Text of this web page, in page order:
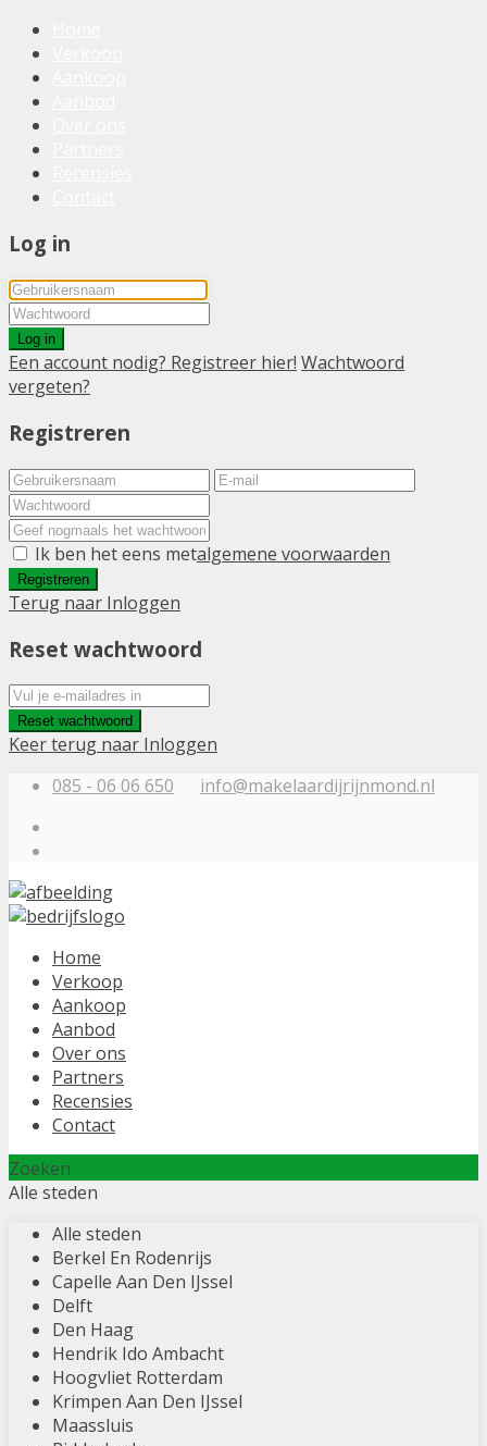
Log in
Log in
Een account nodig? Registreer hier! Wachtwoord
vergeten?
Registreren
Ik ben het eens metalgemene voorwaarden
Registreren
Terug naar Inloggen
Reset wachtwoord
Reset wachtwoord
Keer terug naar Inloggen
085 - 06 06 650
info@makelaardijrijnmond.nl
Home
Verkoop
Aankoop
Aanbod
Over ons
Partners
Recensies
Contact
Zoeken
Alle steden
Alle steden
Berkel En Rodenrijs
Capelle Aan Den IJssel
Delft
Den Haag
Hendrik Ido Ambacht
Hoogvliet Rotterdam
Krimpen Aan Den IJssel
Maassluis